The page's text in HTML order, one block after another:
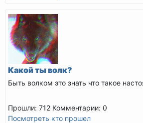
Какой ты волк?
Быть волком это знать что такое
Прошли: 712 Комментарии: 0
Посмотреть кто прошел